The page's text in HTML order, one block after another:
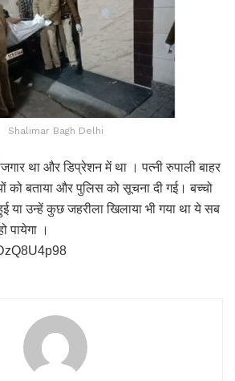
Shalimar Bagh Delhi
था और डिप्रेशन में था । पत्नी रुपाली बाहर
को बताया और पुलिस को सूचना दी गई। बच्चो
या उन्हें कुछ जहरीला खिलाया भी गया था ये सब
पायेगा ।